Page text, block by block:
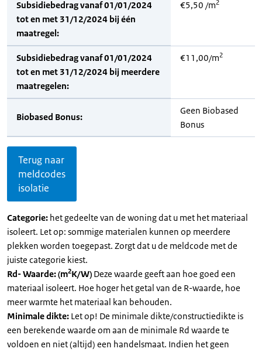
Subsidiebedrag vanaf 01/01/2024
tot en met 31/12/2024 bij één
maatregel:
€5,50 /m2
Subsidiebedrag vanaf 01/01/2024
tot en met 31/12/2024 bij meerdere
maatregelen:
€11,00/m2
Biobased Bonus:
Geen Biobased
Bonus
Terug naar
meldcodes
isolatie
Categorie: het gedeelte van de woning dat u met het materiaal
isoleert. Let op: sommige materialen kunnen op meerdere
plekken worden toegepast. Zorgt dat u de meldcode met de
juiste categorie kiest.
Rd- Waarde: (m2K/W) Deze waarde geeft aan hoe goed een
materiaal isoleert. Hoe hoger het getal van de R-waarde, hoe
meer warmte het materiaal kan behouden.
Minimale dikte: Let op! De minimale dikte/constructiedikte is
een berekende waarde om aan de minimale Rd waarde te
voldoen en niet (altijd) een handelsmaat. Indien het geen